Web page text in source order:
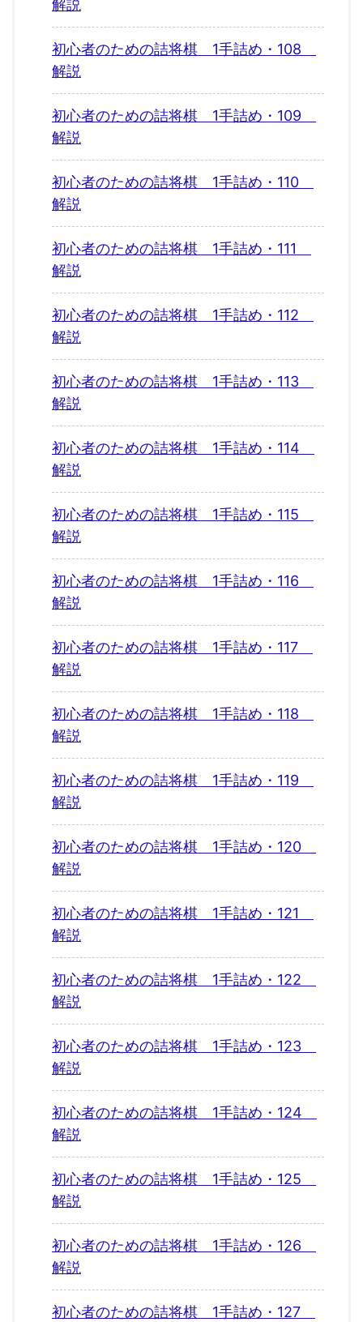
解説
初心者のための詰将棋 1手詰め・108
解説
初心者のための詰将棋 1手詰め・109
解説
初心者のための詰将棋 1手詰め・110
解説
初心者のための詰将棋 1手詰め・111
解説
初心者のための詰将棋 1手詰め・112
解説
初心者のための詰将棋 1手詰め・113
解説
初心者のための詰将棋 1手詰め・114
解説
初心者のための詰将棋 1手詰め・115
解説
初心者のための詰将棋 1手詰め・116
解説
初心者のための詰将棋 1手詰め・117
解説
初心者のための詰将棋 1手詰め・118
解説
初心者のための詰将棋 1手詰め・119
解説
初心者のための詰将棋 1手詰め・120
解説
初心者のための詰将棋 1手詰め・121
解説
初心者のための詰将棋 1手詰め・122
解説
初心者のための詰将棋 1手詰め・123
解説
初心者のための詰将棋 1手詰め・124
解説
初心者のための詰将棋 1手詰め・125
解説
初心者のための詰将棋 1手詰め・126
解説
初心者のための詰将棋 1手詰め・127